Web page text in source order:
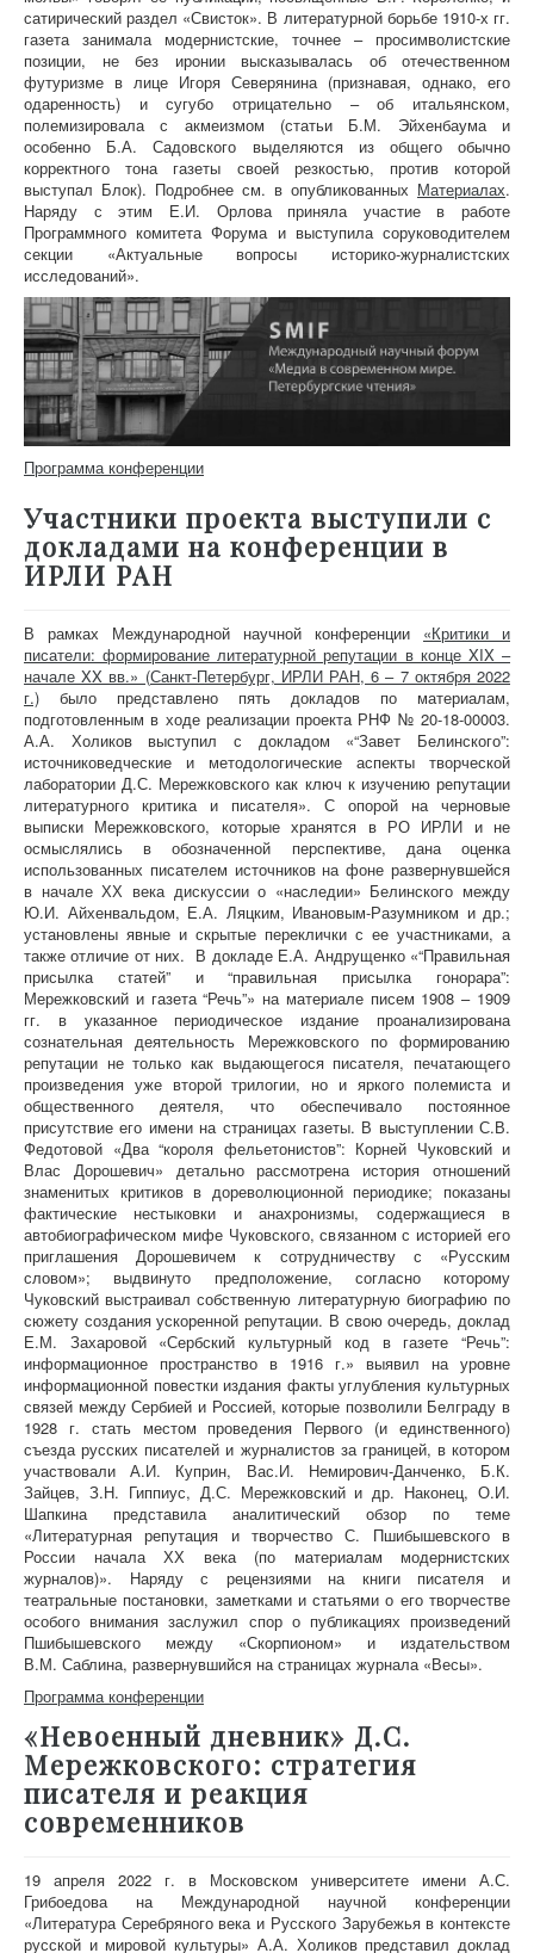
сатирический раздел «Свисток». В литературной борьбе 1910-х гг.
газета занимала модернистские, точнее – просимволистские
позиции, не без иронии высказывалась об отечественном
футуризме в лице Игоря Северянина (признавая, однако, его
одаренность) и сугубо отрицательно – об итальянском,
полемизировала с акмеизмом (статьи Б.М. Эйхенбаума и
особенно Б.А. Садовского выделяются из общего обычно
корректного тона газеты своей резкостью, против которой
выступал Блок). Подробнее см. в опубликованных Материалах.
Наряду с этим Е.И. Орлова приняла участие в работе
Программного комитета Форума и выступила соруководителем
секции «Актуальные вопросы историко-журналистских
исследований».
Программа конференции
Участники проекта выступили с
докладами на конференции в
ИРЛИ РАН
В рамках Международной научной конференции «Критики и
писатели: формирование литературной репутации в конце XIX –
начале XX вв.» (Санкт-Петербург, ИРЛИ РАН, 6 – 7 октября 2022
г.) было представлено пять докладов по материалам,
подготовленным в ходе реализации проекта РНФ № 20-18-00003.
А.А. Холиков выступил с докладом «“Завет Белинского”:
источниковедческие и методологические аспекты творческой
лаборатории Д.С. Мережковского как ключ к изучению репутации
литературного критика и писателя». С опорой на черновые
выписки Мережковского, которые хранятся в РО ИРЛИ и не
осмыслялись в обозначенной перспективе, дана оценка
использованных писателем источников на фоне развернувшейся
в начале ХХ века дискуссии о «наследии» Белинского между
Ю.И. Айхенвальдом, Е.А. Ляцким, Ивановым-Разумником и др.;
установлены явные и скрытые переклички с ее участниками, а
также отличие от них. В докладе Е.А. Андрущенко «“Правильная
присылка статей” и “правильная присылка гонорара”:
Мережковский и газета “Речь”» на материале писем 1908 – 1909
гг. в указанное периодическое издание проанализирована
сознательная деятельность Мережковского по формированию
репутации не только как выдающегося писателя, печатающего
произведения уже второй трилогии, но и яркого полемиста и
общественного деятеля, что обеспечивало постоянное
присутствие его имени на страницах газеты. В выступлении С.В.
Федотовой «Два “короля фельетонистов”: Корней Чуковский и
Влас Дорошевич» детально рассмотрена история отношений
знаменитых критиков в дореволюционной периодике; показаны
фактические нестыковки и анахронизмы, содержащиеся в
автобиографическом мифе Чуковского, связанном с историей его
приглашения Дорошевичем к сотрудничеству с «Русским
словом»; выдвинуто предположение, согласно которому
Чуковский выстраивал собственную литературную биографию по
сюжету создания ускоренной репутации. В свою очередь, доклад
Е.М. Захаровой «Сербский культурный код в газете “Речь”:
информационное пространство в 1916 г.» выявил на уровне
информационной повестки издания факты углубления культурных
связей между Сербией и Россией, которые позволили Белграду в
1928 г. стать местом проведения Первого (и единственного)
съезда русских писателей и журналистов за границей, в котором
участвовали А.И. Куприн, Вас.И. Немирович-Данченко, Б.К.
Зайцев, З.Н. Гиппиус, Д.С. Мережковский и др. Наконец, О.И.
Шапкина представила аналитический обзор по теме
«Литературная репутация и творчество С. Пшибышевского в
России начала ХХ века (по материалам модернистских
журналов)». Наряду с рецензиями на книги писателя и
театральные постановки, заметками и статьями о его творчестве
особого внимания заслужил спор о публикациях произведений
Пшибышевского между «Скорпионом» и издательством
В.М. Саблина, развернувшийся на страницах журнала «Весы».
Программа конференции
«Невоенный дневник» Д.С.
Мережковского: стратегия
писателя и реакция
современников
19 апреля 2022 г. в Московском университете имени А.С.
Грибоедова на Международной научной конференции
«Литература Серебряного века и Русского Зарубежья в контексте
русской и мировой культуры» А.А. Холиков представил доклад